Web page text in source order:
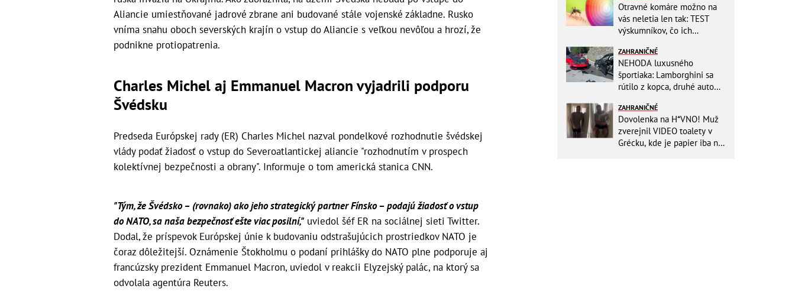
Aliancie umiestňované jadrové zbrane ani budované stále vojenské základne. Rusko
vníma snahu oboch severských krajín o vstup do Aliancie s veľkou nevôľou a hrozí, že
podnikne protiopatrenia.
Charles Michel aj Emmanuel Macron vyjadrili podporu
Švédsku
Predseda Európskej rady (ER) Charles Michel nazval pondelkové rozhodnutie švédskej
vlády podať žiadosť o vstup do Severoatlantickej aliancie "rozhodnutím v prospech
kolektívnej bezpečnosti a obrany". Informuje o tom americká stanica CNN.
"Tým, že Švédsko – (rovnako) ako jeho strategický partner Fínsko – podajú žiadosť o vstup
do NATO, sa naša bezpečnosť ešte viac posilní," uviedol šéf ER na sociálnej sieti Twitter.
Dodal, že príspevok Európskej únie k budovaniu odstrašujúcich prostriedkov NATO je
čoraz dôležitejší. Oznámenie Štokholmu o podaní prihlášky do NATO plne podporuje aj
francúzsky prezident Emmanuel Macron, uviedol v reakcii Elyzejský palác, na ktorý sa
odvolala agentúra Reuters.
Otravné komáre možno na
vás neletia len tak: TEST
výskumníkov, čo ich
ZAHRANIČNÉ
NEHODA luxusného
športiaka: Lamborghini sa
rútilo z kopca, druhé auto
horšie
ZAHRANIČNÉ
Dovolenka na H*VNO! Muž
zverejnil VIDEO toalety v
Grécku, kde je papier iba na